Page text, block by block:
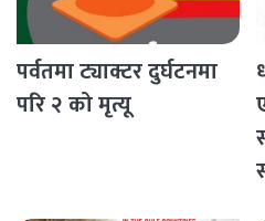
पर्वतमा ट्याक्टर दुर्घटनमा
परि २ को मृत्यू